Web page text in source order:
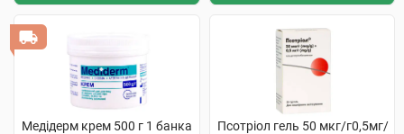
Медідерм крем 500 г 1 банка
Псотріол гель 50 мкг/г0,5мг/